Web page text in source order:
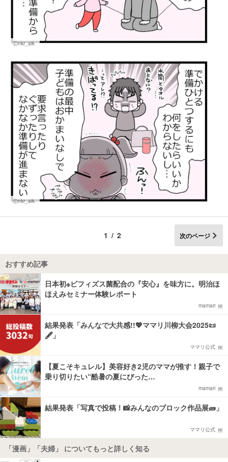
Ⓒnkr_aik
Ⓒnkr_aik
1/2 次のページ
おすすめ記事
日本初※ビフィズス菌配合の『安心』を味方に。明治ほ
ほえみセミナー体験レポート
mamari
結果発表「みんなで大共感!!💖ママリ川柳大会2025📜
🖋️」
ママリ公式
【夏こそキュレル】美容好き2児のママが推す！親子で
乗り切りたい“酷暑の夏にぴった…
mamari
結果発表「写真で投稿！📸みんなのブロック作品展🧱」
ママリ公式
「漫画」「夫婦」 についてもっと詳しく知る